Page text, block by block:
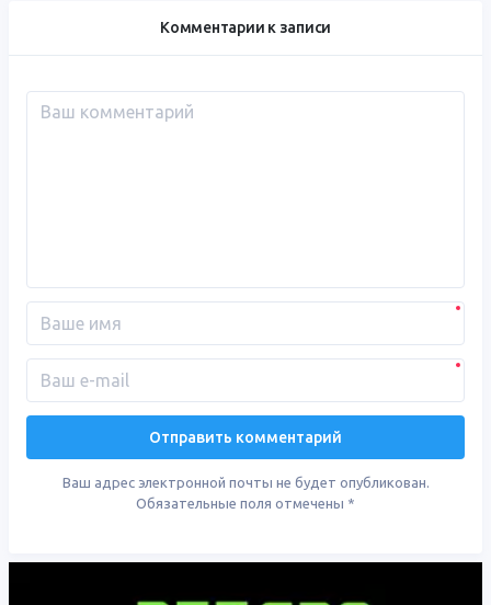
Комментарии к записи
Ваш адрес электронной почты не будет опубликован.
Обязательные поля отмечены *